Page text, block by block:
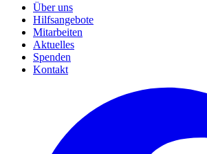
Über uns
Hilfsangebote
Mitarbeiten
Aktuelles
Spenden
Kontakt